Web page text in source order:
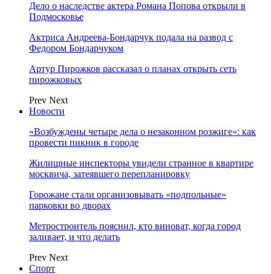
Дело о наследстве актера Романа Попова открыли в
Подмосковье
Актриса Андреева-Бондарчук подала на развод с
Федором Бондарчуком
Артур Пирожков рассказал о планах открыть сеть
пирожковых
Prev Next
Новости
«Возбуждены четыре дела о незаконном розжиге»: как
провести пикник в городе
Жилищные инспекторы увидели странное в квартире
москвича, затеявшего перепланировку
Горожане стали организовывать «подпольные»
парковки во дворах
Метростроитель пояснил, кто виноват, когда город
заливает, и что делать
Prev Next
Спорт